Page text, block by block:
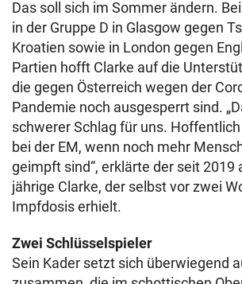
Das soll sich im Sommer ändern.
in der Gruppe D in Glasgow gegen
Kroatien sowie in London gegen
Partien hofft Clarke auf die
die gegen Österreich wegen der
Pandemie noch ausgesperrt sind.
schwerer Schlag für uns.
bei der EM, wenn noch mehr
geimpft sind“, erklärte der seit 2019
jährige Clarke, der selbst vor zwei
Impfdosis erhielt.
Zwei Schlüsselspieler
Sein Kader setzt sich überwiegend